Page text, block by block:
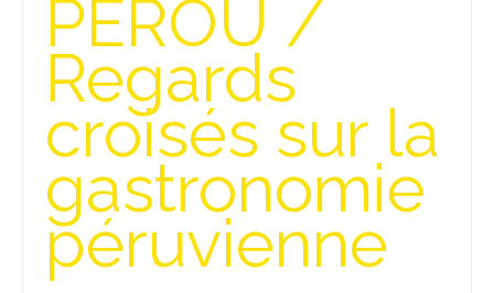
Isla del Sol
Lac Titicaca
Salar d’Uyuni
Sucre
Chili
Paraguay
PEROU /
Regards
croisés sur la
gastronomie
péruvienne